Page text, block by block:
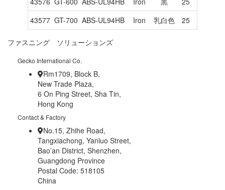
43577 GT-700 ABS-UL94HB Iron 乳白色 25
ファスニング ソリューションズ
Gecko International Co.
Rm1709, Block B,
New Trade Plaza,
6 On Ping Street, Sha Tin,
Hong Kong
Contact & Factory
No.15, Zhihe Road,
Tangxiachong, Yanluo Street,
Bao’an District, Shenzhen,
Guangdong Province
Postal Code: 518105
China